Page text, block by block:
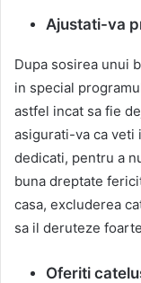
Ajustati-va
Dupa sosirea unui
in special
astfel incat sa fie
asigurati-va ca veti
dedicati, pentru a
buna dreptate
casa, excluderea
sa il deruteze
Oferiti